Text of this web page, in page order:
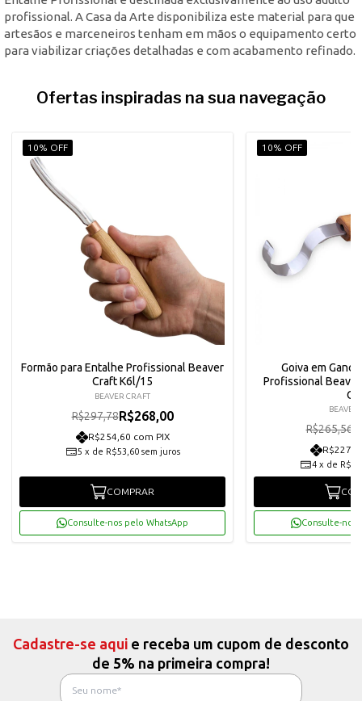
profissional. A Casa da Arte disponibiliza este material para que
artesãos e marceneiros tenham em mãos o equipamento certo
para viabilizar criações detalhadas e com acabamento refinado.
Ofertas inspiradas na sua navegação
10% OFF
Formão para Entalhe Profissional Beaver
Craft K6l/15
BEAVER CRAFT
R$297,78R$268,00
R$254,60 com PIX
5 x de R$53,60 sem juros
COMPRAR
Consulte-nos pelo WhatsApp
10% OFF
Goiva em
Profissional
BEAVER
R$265,56
4 x de
Consulte-nos
Cadastre-se aqui e receba um cupom de desconto
de 5% na primeira compra!